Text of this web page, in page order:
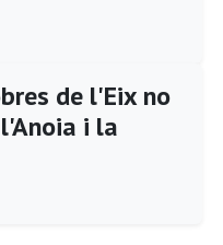
de l'Eix no
i la